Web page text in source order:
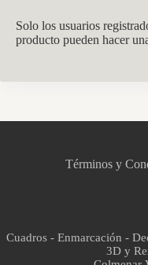
Solo los usuarios
producto pueden hacer
Términos y
Cuadros - Enmarcación -
3D y
Asistente virtual